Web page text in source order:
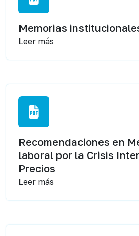
Memorias
Leer más
Recomendaciones en
laboral por la Crisis
Precios
Leer más